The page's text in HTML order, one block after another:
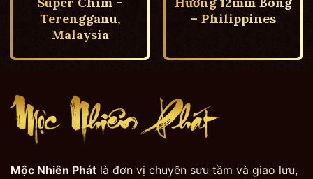
Terengganu,
Malaysia
– Philippines
Mộc Nhiên Phát là đơn vị chuyên sưu tầm và giao lưu,